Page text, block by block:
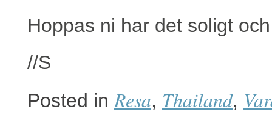
Hoppas ni har det soligt
//S
Posted in Resa, Thailand,